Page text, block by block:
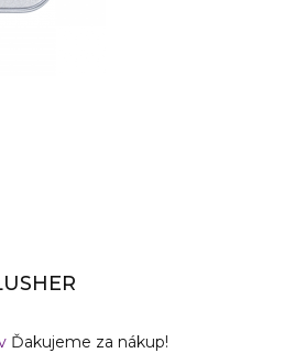
Ďakujeme za nákup!